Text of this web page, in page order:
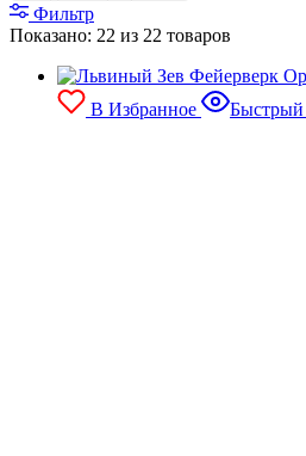
Фильтр
Показано: 22 из 22 товаров
В Избранное
Быстрый